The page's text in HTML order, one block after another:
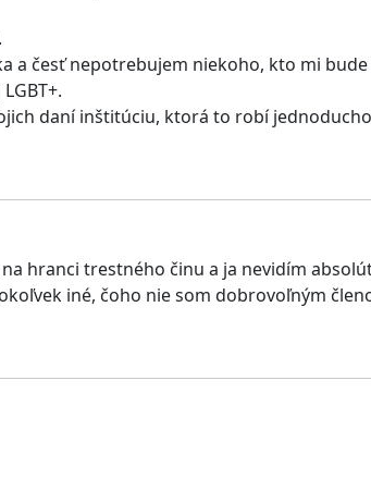
a česť nepotrebujem niekoho, kto mi
daní inštitúciu, ktorá to robí
hranci trestného činu a ja nevidím
iné, čoho nie som dobrovoľným